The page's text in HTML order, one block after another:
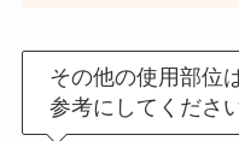
その他の使用部位
参考にしてください